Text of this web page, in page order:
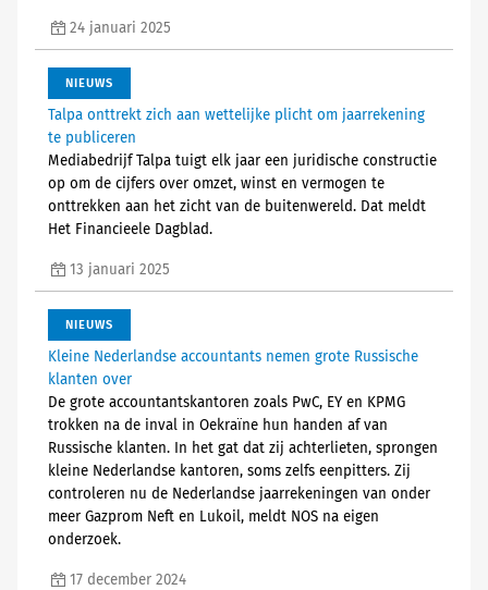
24 januari 2025
NIEUWS
Talpa onttrekt zich aan wettelijke plicht om jaarrekening
te publiceren
Mediabedrijf Talpa tuigt elk jaar een juridische constructie
op om de cijfers over omzet, winst en vermogen te
onttrekken aan het zicht van de buitenwereld. Dat meldt
Het Financieele Dagblad.
13 januari 2025
NIEUWS
Kleine Nederlandse accountants nemen grote Russische
klanten over
De grote accountantskantoren zoals PwC, EY en KPMG
trokken na de inval in Oekraïne hun handen af van
Russische klanten. In het gat dat zij achterlieten, sprongen
kleine Nederlandse kantoren, soms zelfs eenpitters. Zij
controleren nu de Nederlandse jaarrekeningen van onder
meer Gazprom Neft en Lukoil, meldt NOS na eigen
onderzoek.
17 december 2024